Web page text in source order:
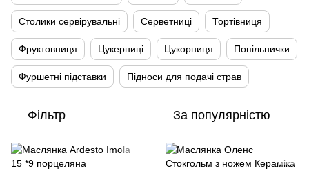
Столики сервірувальні Серветниці Тортівниця
Фруктовниця Цукерниці Цукорниця Попільнички
Фуршетні підставки Підноси для подачі страв
Фільтр За популярністю